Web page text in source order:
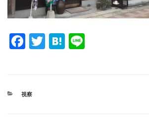
F
e
T
H
カ
視察